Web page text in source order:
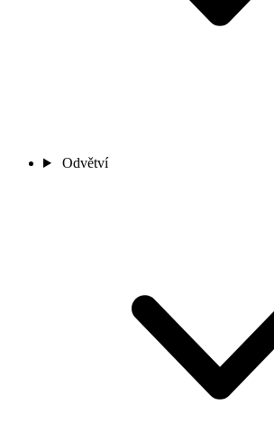
Odvětví